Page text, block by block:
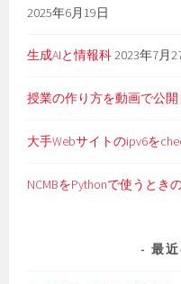
2025年6月19日
生成AIと情報科2023年7月
授業の作り方を動画で公開
大手Webサイトのipv6を
NCMBをPythonで使うとき
最